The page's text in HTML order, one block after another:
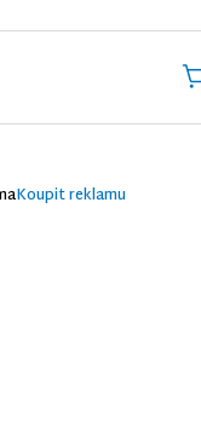
Koupit reklamu